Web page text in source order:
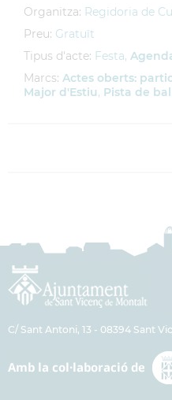
Organitza: Regidoria de
Preu: Gratuït
Tipus d'acte: Festa,
Marcs: Actes oberts:
Major d'Estiu, Pista de
C/ Sant Antoni, 13 - 08394 Sant